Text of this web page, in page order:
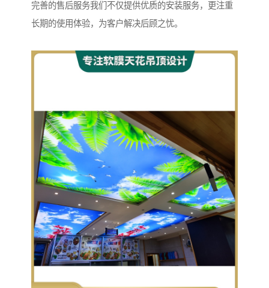
完善的售后服务我们不仅提供优质的安装服务，更注重
长期的使用体验，为客户解决后顾之忧。